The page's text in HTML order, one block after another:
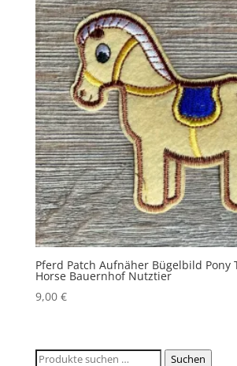
Pferd Patch Aufnäher Bügelbild Pony
Horse Bauernhof Nutztier
9,00 €
Suchen
Suchen